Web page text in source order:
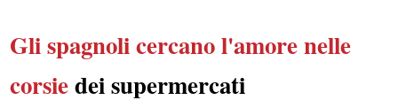
Gli spagnolicercano l'amorenelle
corsiedei supermercati